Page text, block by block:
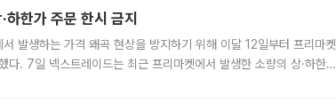
한가 주문 한시 금지
발생하는 가격 왜곡 현상을 방지하기 위해 이달 12일부터 프리마켓
다. 7일 넥스트레이드는 최근 프리마켓에서 발생한 소량의 상·하한